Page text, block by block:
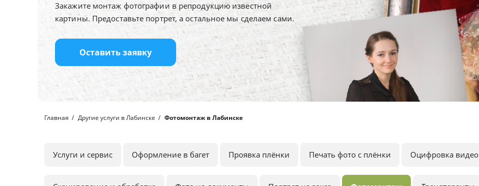
Закажите монтаж фотографии в репродукцию известной
картины. Предоставьте портрет, а остальное мы сделаем сами.
Оставить заявку
Главная Другие услуги в Лабинске Фотомонтаж в Лабинске
Услуги и сервис Оформление в багет Проявка плёнки Печать фото с плёнки Оцифровка видео